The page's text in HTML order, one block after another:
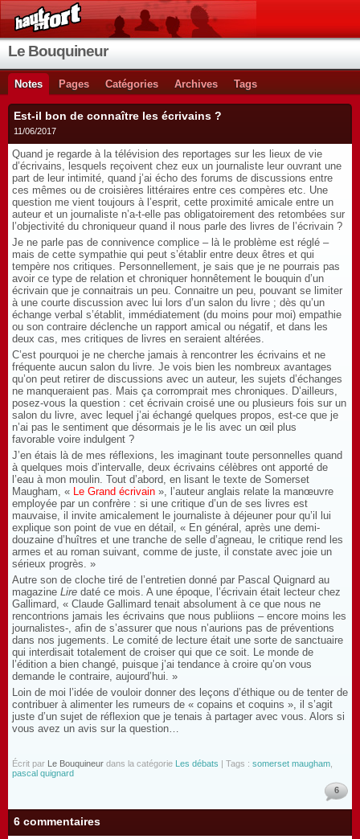
Le Bouquineur
Notes Pages Catégories Archives Tags
Est-il bon de connaître les écrivains ?
11/06/2017
Quand je regarde à la télévision des reportages sur les lieux de vie
d’écrivains, lesquels reçoivent chez eux un journaliste leur ouvrant une
part de leur intimité, quand j’ai écho des forums de discussions entre
ces mêmes ou de croisières littéraires entre ces compères etc. Une
question me vient toujours à l’esprit, cette proximité amicale entre un
auteur et un journaliste n’a-t-elle pas obligatoirement des retombées sur
l’objectivité du chroniqueur quand il nous parle des livres de l’écrivain ?
Je ne parle pas de connivence complice – là le problème est réglé –
mais de cette sympathie qui peut s’établir entre deux êtres et qui
tempère nos critiques. Personnellement, je sais que je ne pourrais pas
avoir ce type de relation et chroniquer honnêtement le bouquin d’un
écrivain que je connaitrais un peu. Connaitre un peu, pouvant se limiter
à une courte discussion avec lui lors d’un salon du livre ; dès qu’un
échange verbal s’établit, immédiatement (du moins pour moi) empathie
ou son contraire déclenche un rapport amical ou négatif, et dans les
deux cas, mes critiques de livres en seraient altérées.
C’est pourquoi je ne cherche jamais à rencontrer les écrivains et ne
fréquente aucun salon du livre. Je vois bien les nombreux avantages
qu’on peut retirer de discussions avec un auteur, les sujets d’échanges
ne manqueraient pas. Mais ça corromprait mes chroniques. D’ailleurs,
posez-vous la question : cet écrivain croisé une ou plusieurs fois sur un
salon du livre, avec lequel j’ai échangé quelques propos, est-ce que je
n’ai pas le sentiment que désormais je le lis avec un œil plus
favorable voire indulgent ?
J’en étais là de mes réflexions, les imaginant toute personnelles quand
à quelques mois d’intervalle, deux écrivains célèbres ont apporté de
l’eau à mon moulin. Tout d’abord, en lisant le texte de Somerset
Maugham, « Le Grand écrivain », l’auteur anglais relate la manœuvre
employée par un confrère : si une critique d’un de ses livres est
mauvaise, il invite amicalement le journaliste à déjeuner pour qu’il lui
explique son point de vue en détail, « En général, après une demi-
douzaine d’huîtres et une tranche de selle d’agneau, le critique rend les
armes et au roman suivant, comme de juste, il constate avec joie un
sérieux progrès. »
Autre son de cloche tiré de l’entretien donné par Pascal Quignard au
magazine Lire daté ce mois. A une époque, l’écrivain était lecteur chez
Gallimard, « Claude Gallimard tenait absolument à ce que nous ne
rencontrions jamais les écrivains que nous publiions – encore moins les
journalistes-, afin de s’assurer que nous n’aurions pas de préventions
dans nos jugements. Le comité de lecture était une sorte de sanctuaire
qui interdisait totalement de croiser qui que ce soit. Le monde de
l’édition a bien changé, puisque j’ai tendance à croire qu’on vous
demande le contraire, aujourd’hui. »
Loin de moi l’idée de vouloir donner des leçons d’éthique ou de tenter de
contribuer à alimenter les rumeurs de « copains et coquins », il s’agit
juste d’un sujet de réflexion que je tenais à partager avec vous. Alors si
vous avez un avis sur la question…
Écrit par Le Bouquineur dans la catégorie Les débats | Tags : somerset maugham
pascal quignard
6
6 commentaires